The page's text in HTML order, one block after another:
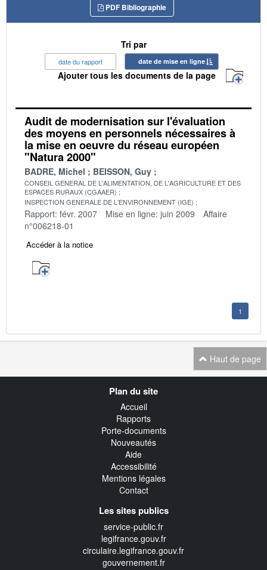
PDF Bibliographie
Tri par
date du rapport date de mise en ligne
Ajouter tous les documents de la page
Audit de modernisation sur l'évaluation
des moyens en personnels nécessaires à
la mise en oeuvre du réseau européen
"Natura 2000"
BADRE, Michel BEISSON, Guy
CONSEIL GENERAL DE L'ALIMENTATION, DE L'AGRICULTURE ET DES
ESPACES RURAUX (CGAAER)
INSPECTION GENERALE DE L'ENVIRONNEMENT (IGE)
Rapport: févr. 2007 Mise en ligne: juin 2009
Affaire
n°006218-01
Accéder à la notice
1
Haut de page
Plan du site
Accueil
Rapports
Porte-documents
Nouveautés
Aide
Accessibilité
Mentions légales
Contact
Les sites publics
service-public.fr
legifrance.gouv.fr
circulaire.legifrance.gouv.fr
gouvernement.fr